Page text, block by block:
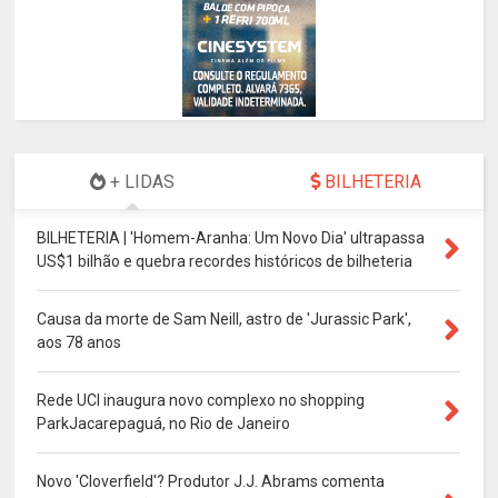
+ LIDAS BILHETERIA
BILHETERIA | 'Homem-Aranha: Um Novo Dia' ultrapassa
US$1 bilhão e quebra recordes históricos de bilheteria
Causa da morte de Sam Neill, astro de 'Jurassic Park',
aos 78 anos
Rede UCI inaugura novo complexo no shopping
ParkJacarepaguá, no Rio de Janeiro
Novo 'Cloverfield'? Produtor J.J. Abrams comenta